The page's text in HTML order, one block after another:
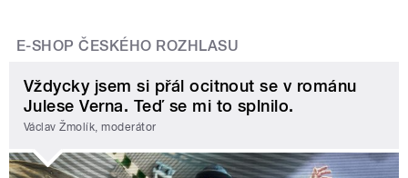
E-SHOP ČESKÉHO ROZHLASU
Vždycky jsem si přál ocitnout se v románu
Julese Verna. Teď se mi to splnilo.
Václav Žmolík, moderátor